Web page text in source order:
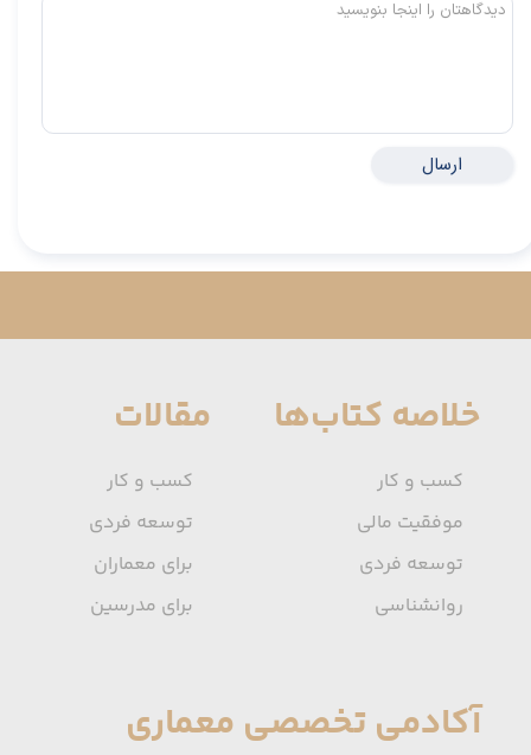
ارسال
خلاصه کتاب‌ها
کسب و کار
موفقیت مالی
توسعه فردی
روانشناسی
مقالات
آکادمی تخصصی معماری
کسب و کار
توسعه فردی
برای معماران
برای مدرسین